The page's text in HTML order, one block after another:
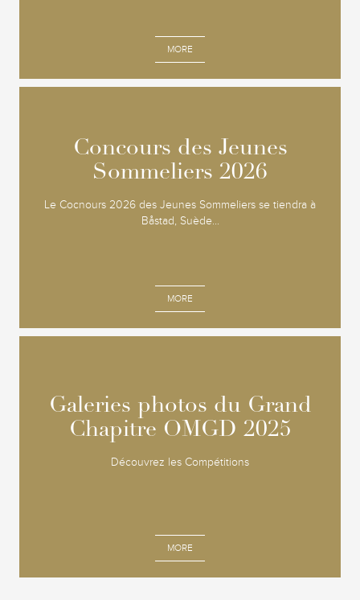
MORE
Concours des Jeunes
Sommeliers 2026
Le Cocnours 2026 des Jeunes Sommeliers se tiendra à
Båstad, Suède...
MORE
Concours des Jeunes
Sommeliers 2026
Galeries photos du Grand
Chapitre OMGD 2025
Découvrez les Compétitions
MORE
Galeries photos du Grand
Chapitre OMGD 2025